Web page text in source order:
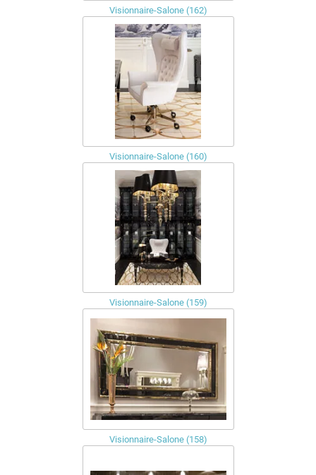
Visionnaire-Salone (162)
Visionnaire-Salone (160)
Visionnaire-Salone (159)
Visionnaire-Salone (158)